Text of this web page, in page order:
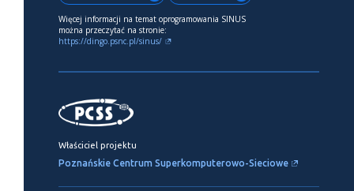
Więcej informacji na temat oprogramowania SINUS
można przeczytać na stronie:
https://dingo.psnc.pl/sinus/
Właściciel projektu
Poznańskie Centrum Superkomputerowo-Sieciowe